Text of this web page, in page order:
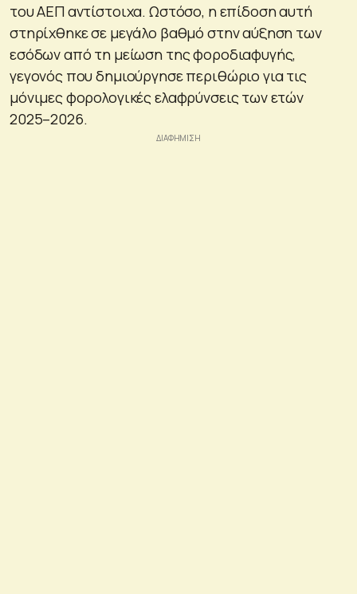
του ΑΕΠ αντίστοιχα. Ωστόσο, η επίδοση αυτή
στηρίχθηκε σε μεγάλο βαθμό στην αύξηση των
εσόδων από τη μείωση της φοροδιαφυγής,
γεγονός που δημιούργησε περιθώριο για τις
μόνιμες φορολογικές ελαφρύνσεις των ετών
2025–2026.